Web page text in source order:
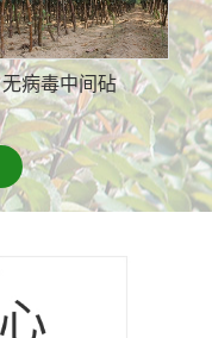
无病毒中间砧